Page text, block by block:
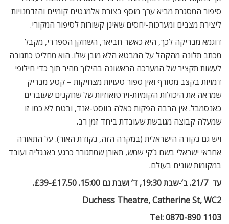
סיפור המסגרת מביא ערך מוסף בצורת אלמנטים קומיים והזדמנויות
ליצירת מצבים ומערכות-יחסים שאינן קשורות לסיפור המקורי.
דוגמא מבריקה לכך, היא כאשר חביאר, השחקן הספרדי, מקבל
מכתב תלונה מהקהל על המבטא הלא מובן שלו. הוא מחליט כתגובה
לעשות תקציר של המערכה הראשונה בהילוך מהיר תוך כדי חילופי
דמויות בקצב מטורף ואין ספור טעויות מצחיקות – קטע מבריק
שמראה את היכולות הקומיות-וירטואוזיות של שחקנים שעובדים
כאנסמבל. אין הרבה הפקות כאלה בווסט-אנד, ובטח לא כמו זו
שמעלה קבוצה מגובשת שעובדת ביחד זמן רב.
ויש גם נקודה הישראלית (במקרה הזה, נקודת האור). על התאורה
אחראי ישראלי בשם ג’קי שמש, תאורן שמתגורר כרגע באנגליה ועובד
במקומות שונים בעולם.
עד  21/7. ב’-שבת 19:30, ד’ ושבת גם 15:00. £17.50-£39.
Duchess Theatre, Catherine St, WC2
Tel: 0870-890 1103